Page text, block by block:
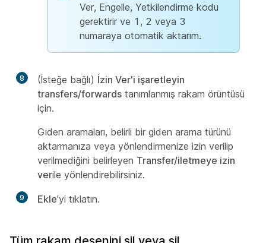
Ver, Engelle, Yetkilendirme kodu
gerektirir ve 1, 2 veya 3
numaraya otomatik aktarım.
8 (İsteğe bağlı) İzin Ver'i işaretleyin
transfers/forwards tanımlanmış rakam örüntüsü
için.
Giden aramaları, belirli bir giden arama türünü
aktarmanıza veya yönlendirmenize izin verilip
verilmediğini belirleyen Transfer/iletmeye izin
verile yönlendirebilirsiniz.
9 Ekle'yi tıklatın.